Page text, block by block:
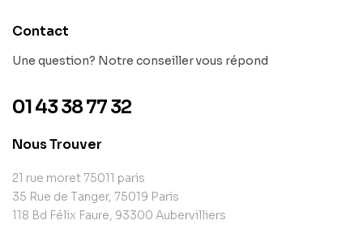
Contact
Une question? Notre conseiller vous répond
01 43 38 77 32
Nous Trouver
21 rue moret 75011 paris
35 Rue de Tanger, 75019 Paris
118 Bd Félix Faure, 93300 Aubervilliers